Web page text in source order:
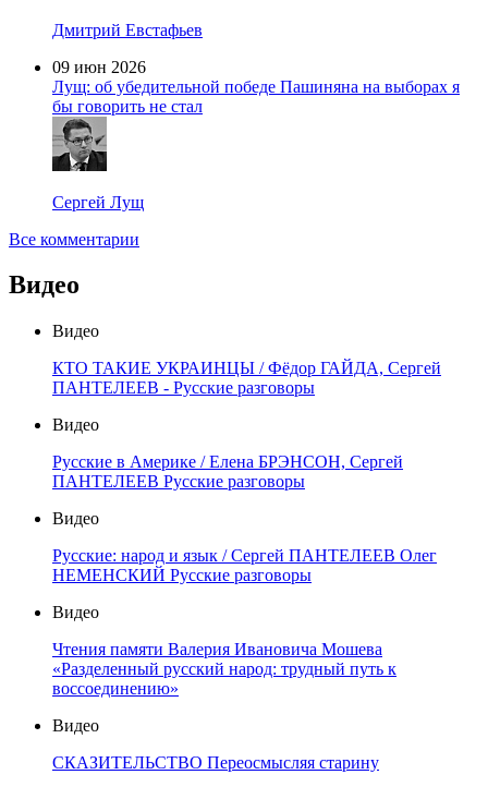
Дмитрий Евстафьев
09 июн 2026
Лущ: об убедительной победе Пашиняна на выборах я
бы говорить не стал
Сергей Лущ
Все комментарии
Видео
Видео
КТО ТАКИЕ УКРАИНЦЫ / Фёдор ГАЙДА, Сергей
ПАНТЕЛЕЕВ - Русские разговоры
Видео
Русские в Америке / Елена БРЭНСОН, Сергей
ПАНТЕЛЕЕВ Русские разговоры
Видео
Русские: народ и язык / Сергей ПАНТЕЛЕЕВ Олег
НЕМЕНСКИЙ Русские разговоры
Видео
Чтения памяти Валерия Ивановича Мошева
«Разделенный русский народ: трудный путь к
воссоединению»
Видео
СКАЗИТЕЛЬСТВО Переосмысляя старину